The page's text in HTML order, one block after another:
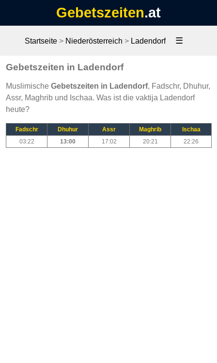
Gebetszeiten.at
Startseite> Niederösterreich > Ladendorf ☰
Gebetszeiten in Ladendorf
Muslimische Gebetszeiten in Ladendorf, Fadschr, Dhuhur,
Assr, Maghrib und Ischaa. Was ist die vaktija Ladendorf
heute?
Fadschr Dhuhur Assr Maghrib
Ischaa
03:22
13:00 17:02 20:21 22:26